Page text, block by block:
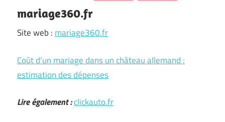
mariage360.fr
Site web : mariage360.fr
Coût d’un mariage dans un château allemand :
estimation des dépenses
Lire également :clickauto.fr